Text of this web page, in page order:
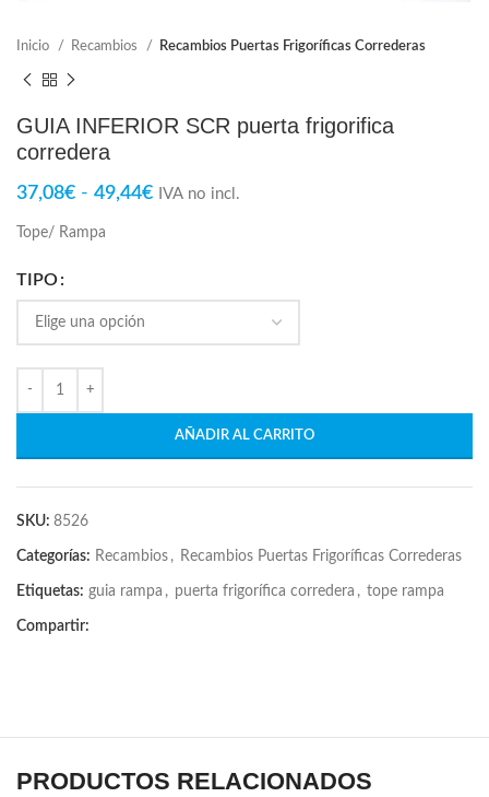
Inicio Recambios Recambios Puertas Frigoríficas Correderas
GUIA INFERIOR SCR puerta frigorifica
corredera
37,08€ - 49,44€ IVA no incl.
Tope/ Rampa
TIPO
AÑADIR AL CARRITO
SKU: 8526
Categorías: Recambios , Recambios Puertas Frigoríficas Correderas
Etiquetas: guia rampa , puerta frigorífica corredera , tope rampa
Compartir:
PRODUCTOS RELACIONADOS